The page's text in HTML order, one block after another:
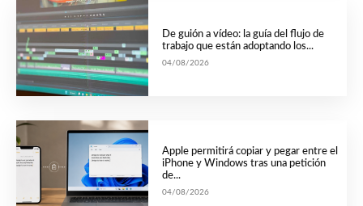
De guión a vídeo: la guía del flujo de
trabajo que están adoptando los...
04/08/2026
Apple permitirá copiar y pegar entre el
iPhone y Windows tras una petición
de...
04/08/2026